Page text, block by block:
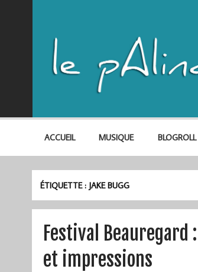
ACCUEIL MUSIQUE BLOGROLL
ÉTIQUETTE : JAKE BUGG
Festival Beauregard
et impressions